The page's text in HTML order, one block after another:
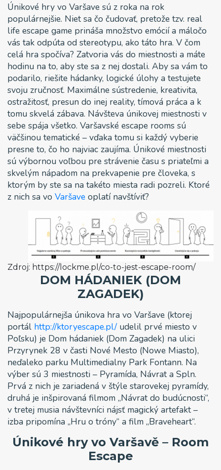
Únikové hry vo Varšave sú z roka na rok
populárnejšie. Niet sa čo čudovať, pretože tzv. real
life escape game prináša množstvo emócií a máločo
vás tak odpúta od stereotypu, ako táto hra. V čom
celá hra spočíva? Zatvoria vás do miestnosti a máte
hodinu na to, aby ste sa z nej dostali. Aby sa vám to
podarilo, riešite hádanky, logické úlohy a testujete
svoju zručnosť. Maximálne sústredenie, kreativita,
ostražitosť, presun do inej reality, tímová práca a k
tomu skvelá zábava. Návšteva únikovej miestnosti v
sebe spája všetko. Varšavské escape rooms sú
väčšinou tematické – vďaka tomu si každý vyberie
presne to, čo ho najviac zaujíma. Únikové miestnosti
sú výbornou voľbou pre strávenie času s priateľmi a
skvelým nápadom na prekvapenie pre človeka, s
ktorým by ste sa na takéto miesta radi pozreli. Ktoré
z nich sa vo Varšave oplatí navštíviť?
Zdroj: https://lockme.pl/co-to-jest-escape-room/
DOM HÁDANIEK (DOM
ZAGADEK)
Najpopulárnejša únikova hra vo Varšave (ktorej
portál http://ktoryescape.pl/ udelil prvé miesto v
Poľsku) je Dom hádaniek (Dom Zagadek) na ulici
Przyrynek 28 v časti Nové Mesto (Nowe Miasto),
neďaleko parku Multimedialny Park Fontann. Na
výber sú 3 miestnosti – Pyramída, Návrat a Spln.
Prvá z nich je zariadená v štýle starovekej pyramídy,
druhá je inšpirovaná filmom „Návrat do budúcnosti“,
v tretej musia návštevníci nájsť magický artefakt –
izba pripomína „Hru o tróny“ a film „Braveheart“.
Únikové hry vo Varšavě – Room
Escape